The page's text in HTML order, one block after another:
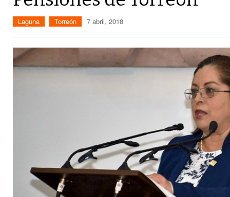
Laguna Torreón 7 abril, 2018